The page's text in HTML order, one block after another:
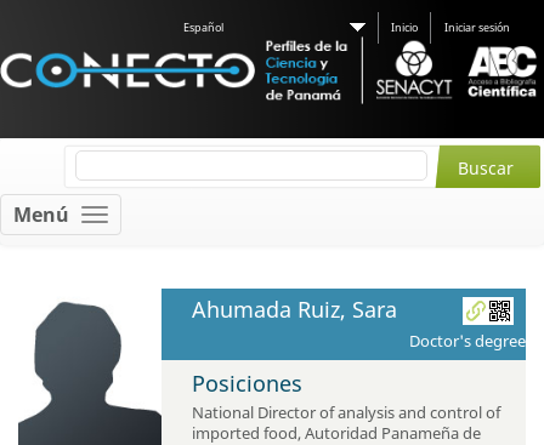
Español Inicio Iniciar sesión
Menú
Ahumada Ruiz, Sara
Doctor's degree
Posiciones
National Director of analysis and control of
imported food,Autoridad Panameña de